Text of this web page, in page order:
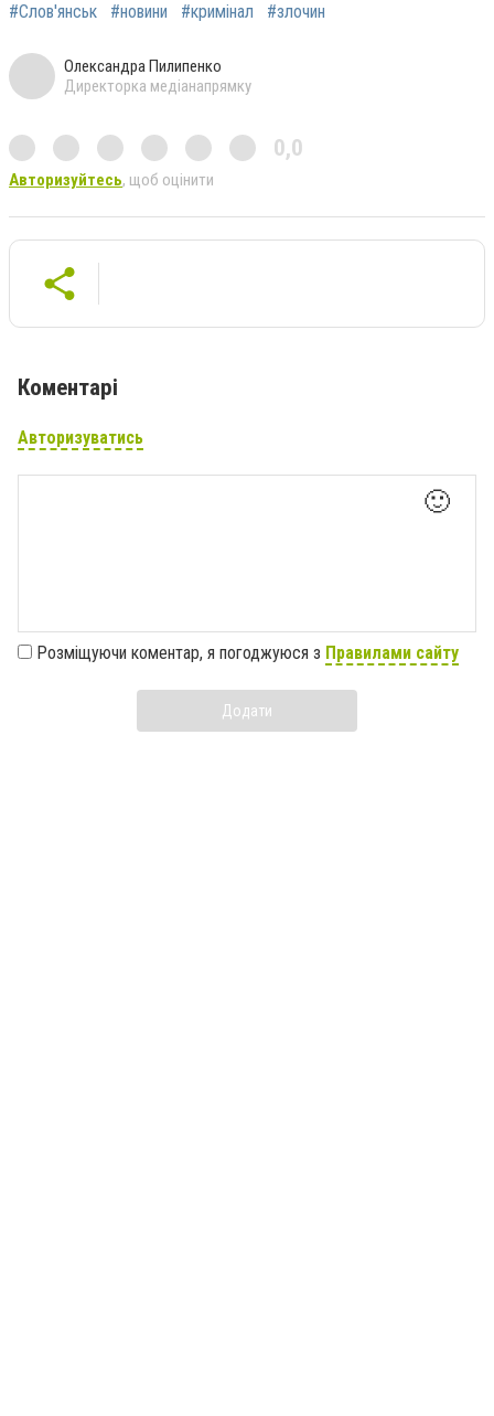
#Слов'янськ #новини #кримінал #злочин
Олександра Пилипенко
Директорка медіанапрямку
0,0
Авторизуйтесь, щоб оцінити
Коментарі
Авторизуватись
🙂
Розміщуючи коментар, я погоджуюся з Правилами сайту
Додати